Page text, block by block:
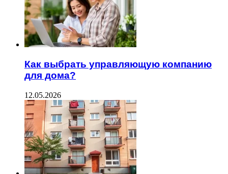
Как выбрать управляющую компанию
для дома?
12.05.2026